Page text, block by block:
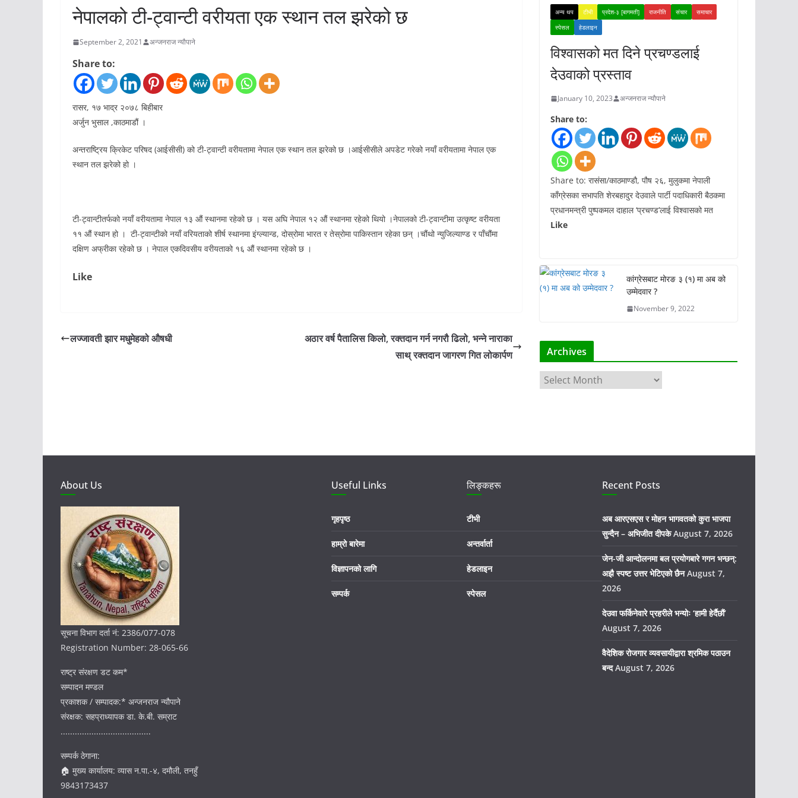
नेपालको टी-ट्वान्टी वरीयता एक स्थान तल झरेको छ
September 2, 2021 अन्जनराज न्यौपाने
Share to:
रासर, १७ भाद्र २०७८ बिहीबार
अर्जुन भुसाल ,काठमाडौं ।
अन्तराष्ट्रिय क्रिकेट परिषद (आईसीसी) को टी-ट्वान्टी वरीयतामा नेपाल एक स्थान तल झरेको छ ।आईसीसीले अपडेट गरेको नयाँ वरीयतामा नेपाल एक
स्थान तल झरेको हो ।
टी-ट्वान्टीतर्फको नयाँ वरीयतामा नेपाल १३ औं स्थानमा रहेको छ । यस अघि नेपाल १२ औं स्थानमा रहेको थियो ।नेपालको टी-ट्वान्टीमा उत्कृष्ट वरीयता
११ औं स्थान हो । टी-ट्वान्टीको नयाँ वरियताको शीर्ष स्थानमा इंग्ल्यान्ड, दोस्रोमा भारत र तेस्रोमा पाकिस्तान रहेका छन् ।चौंथो न्युजिल्याण्ड र पाँचौंमा
दक्षिण अफ्रीका रहेको छ । नेपाल एकदिवसीय वरीयताको १६ औं स्थानमा रहेको छ ।
Like
लज्जावती झार मधुमेहको औषधी
अठार वर्ष पैतालिस किलो, रक्तदान गर्न नगरौ ढिलो, भन्ने नाराका
साथ् रक्तदान जागरण गित लोकार्पण
अन्य थप टीभी प्रदेश-३ [बागमती] राजनीति संचार
समाचार
स्पेसल
हेडलाइन
विश्वासको मत दिने प्रचण्डलाई
देउवाको प्रस्ताव
January 10, 2023 अन्जनराज न्यौपाने
Share to:
Share to: रासंसा/काठमाण्डौ, पौष २६, मुलुकमा नेपाली
काँग्रेसका सभापति शेरबहादुर देउवाले पार्टी पदाधिकारी बैठकमा
प्रधानमन्त्री पुष्पकमल दाहाल ‘प्रचण्ड’लाई विश्वासको मत
Like
कांग्रेसबाट मोरङ ३ (१) मा अब को
उम्मेदवार ?
November 9, 2022
Archives
r
About Us
सूचना विभाग दर्ता नं: 2386/077-078
Registration Number: 28-065-66
राष्ट्र संरक्षण डट कम*
सम्पादन मण्डल
प्रकाशक / सम्पादक:* अन्जनराज न्यौपाने
संरक्षक: सहप्राध्यापक डा. के.बी. सम्राट
......................................
सम्पर्क ठेगाना:
🏠 मुख्य कार्यालय: व्यास न.पा.-४, दमौली, तनहुँ
9843173437
Useful Links
गृहपृष्ठ
हाम्रो बारेमा
विज्ञापनको लागि
सम्पर्क
लिङ्कहरू
टीभी
अन्तर्वार्ता
हेडलाइन
स्पेसल
Recent Posts
अब आरएसएस र मोहन भागवतको कुरा भाजपा
सुन्दैन – अभिजीत दीपके August 7, 2026
जेन-जी आन्दोलनमा बल प्रयोगबारे गगन भन्छन्:
अझै स्पष्ट उत्तर भेटिएको छैन August 7,
2026
देउवा फर्किनेवारे प्रहरीले भन्योः ‘हामी हेर्दैछौं’
August 7, 2026
वैदेशिक रोजगार व्यवसायीद्वारा श्रमिक पठाउन
बन्द August 7, 2026